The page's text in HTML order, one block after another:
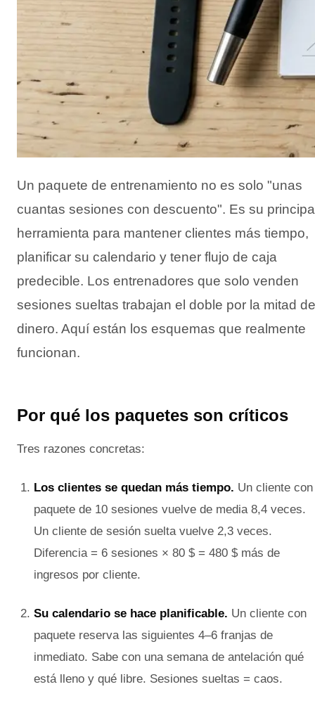
Un paquete de entrenamiento no es solo "unas
cuantas sesiones con descuento". Es su
herramienta para mantener clientes más tiempo,
planificar su calendario y tener flujo de caja
predecible. Los entrenadores que solo venden
sesiones sueltas trabajan el doble por la mitad de
dinero. Aquí están los esquemas que realmente
funcionan.
Por qué los paquetes son críticos
Tres razones concretas:
Los clientes se quedan más tiempo. Un cliente con
paquete de 10 sesiones vuelve de media 8,4 veces.
Un cliente de sesión suelta vuelve 2,3 veces.
Diferencia = 6 sesiones × 80 $ = 480 $ más de
ingresos por cliente.
Su calendario se hace planificable. Un cliente con
paquete reserva las siguientes 4–6 franjas de
inmediato. Sabe con una semana de antelación qué
está lleno y qué libre. Sesiones sueltas = caos.